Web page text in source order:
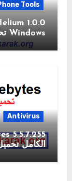
Tools
Windows تحميل 2026
Antivirus
الكامل